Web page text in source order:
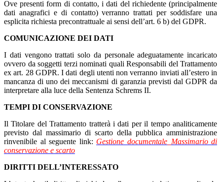
Ove presenti form di contatto, i dati del richiedente (principalmente
dati anagrafici e di contatto) verranno trattati per soddisfare una
esplicita richiesta precontrattuale ai sensi dell’art. 6 b) del GDPR.
COMUNICAZIONE DEI DATI
I dati vengono trattati solo da personale adeguatamente incaricato
ovvero da soggetti terzi nominati quali Responsabili del Trattamento
ex art. 28 GDPR. I dati degli utenti non verranno inviati all’estero in
mancanza di uno dei meccanismi di garanzia previsti dal GDPR da
interpretare alla luce della Sentenza Schrems II.
TEMPI DI CONSERVAZIONE
Il Titolare del Trattamento tratterà i dati per il tempo analiticamente
previsto dal massimario di scarto della pubblica amministrazione
rinvenibile al seguente link: Gestione documentale_Massimario di
conservazione e scarto
DIRITTI DELL’INTERESSATO